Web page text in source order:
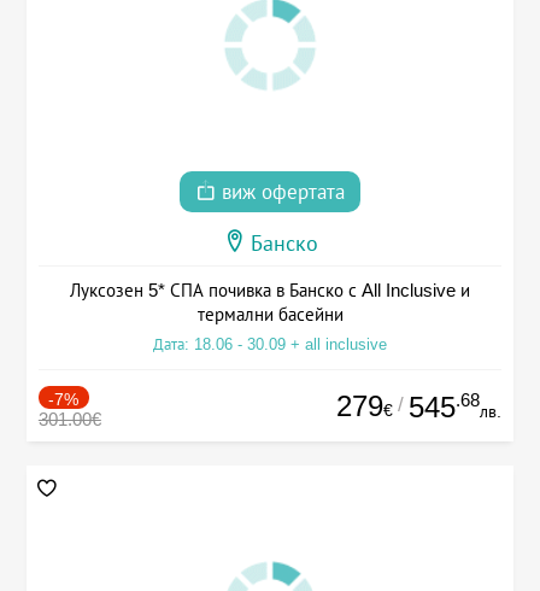
виж офертата
Банско
Луксозен 5* СПА почивка в Банско с All Inclusive и
термални басейни
Дата: 18.06 - 30.09 + all inclusive
-7%
301.00€ 279€ / 545.68
лв.